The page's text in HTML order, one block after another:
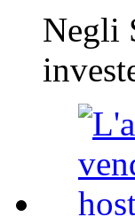
Negli